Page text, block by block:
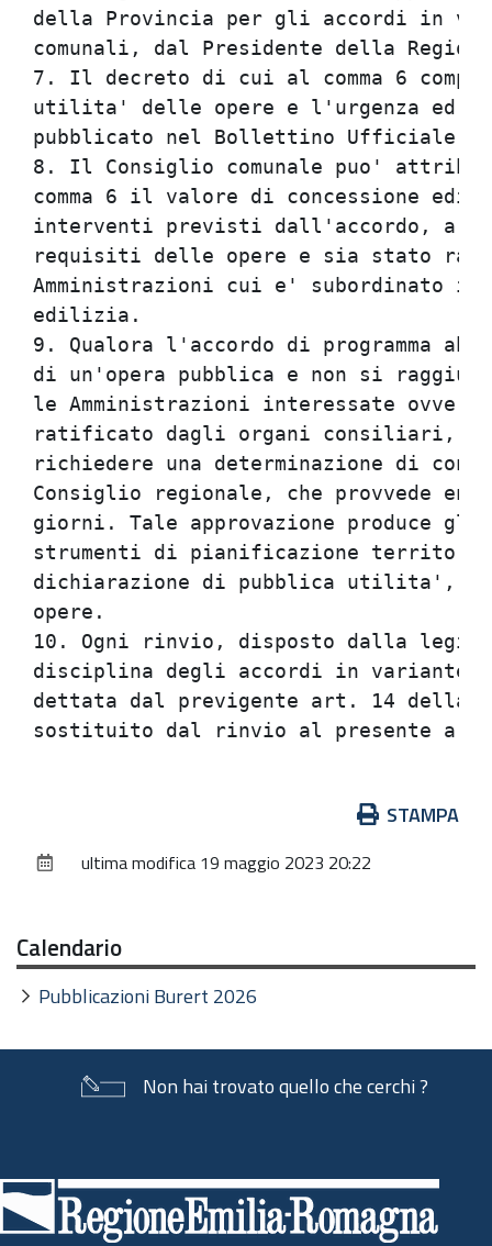
documento
STAMPA
ultima modifica 19 maggio 2023 20:22
Calendario
Pubblicazioni Burert 2026
Non hai trovato quello che cerchi ?
di
pagina